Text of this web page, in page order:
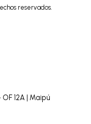
reservados.
12A | Maipú